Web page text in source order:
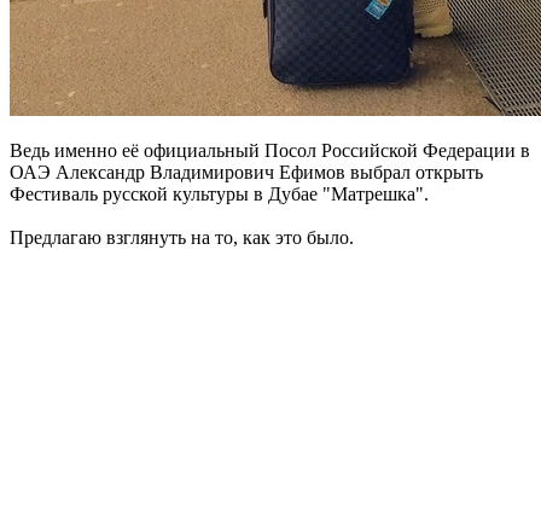
Ведь именно её официальный Посол Российской Федерации в
ОАЭ Александр Владимирович Ефимов выбрал открыть
Фестиваль русской культуры в Дубае "Матрешка".
Предлагаю взглянуть на то, как это было.